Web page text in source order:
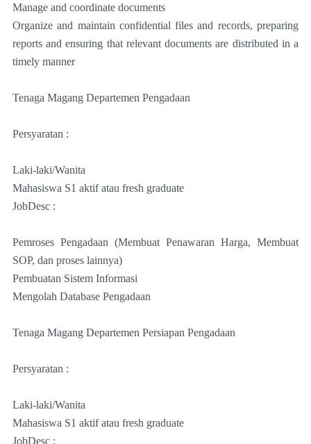
Manage and coordinate documents
Organize and maintain confidential files and records, preparing
reports and ensuring that relevant documents are distributed in a
timely manner
Tenaga Magang Departemen Pengadaan
Persyaratan :
Laki-laki/Wanita
Mahasiswa S1 aktif atau fresh graduate
JobDesc :
Pemroses Pengadaan (Membuat Penawaran Harga, Membuat
SOP, dan proses lainnya)
Pembuatan Sistem Informasi
Mengolah Database Pengadaan
Tenaga Magang Departemen Persiapan Pengadaan
Persyaratan :
Laki-laki/Wanita
Mahasiswa S1 aktif atau fresh graduate
JobDesc :